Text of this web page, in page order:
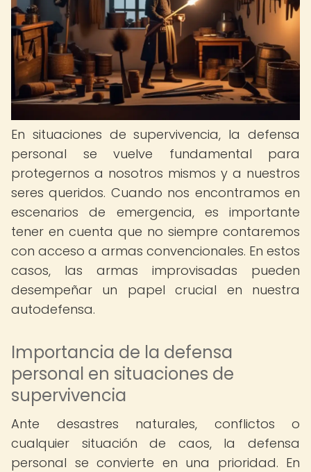
En situaciones de supervivencia, la defensa
personal se vuelve fundamental para
protegernos a nosotros mismos y a nuestros
seres queridos. Cuando nos encontramos en
escenarios de emergencia, es importante
tener en cuenta que no siempre contaremos
con acceso a armas convencionales. En estos
casos, las armas improvisadas pueden
desempeñar un papel crucial en nuestra
autodefensa.
Importancia de la defensa
personal en situaciones de
supervivencia
Ante desastres naturales, conflictos o
cualquier situación de caos, la defensa
personal se convierte en una prioridad. En